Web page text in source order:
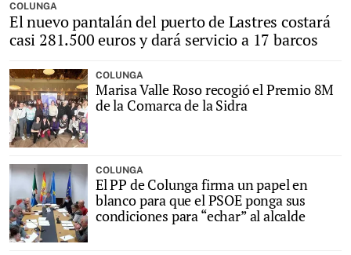
COLUNGA
El nuevo pantalán del puerto de Lastres costará
casi 281.500 euros y dará servicio a 17 barcos
COLUNGA
Marisa Valle Roso recogió el Premio 8M
de la Comarca de la Sidra
COLUNGA
El PP de Colunga firma un papel en
blanco para que el PSOE ponga sus
condiciones para “echar” al alcalde